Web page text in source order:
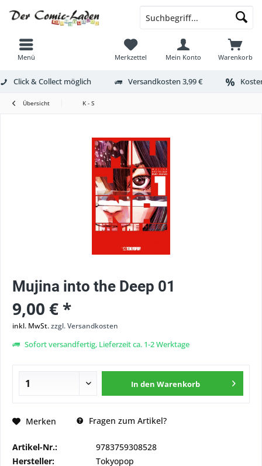
Menü Warenkorb
Merkzettel Mein Konto
Click & Collect möglich Versandkosten 3,99 €
Übersicht K - S
Mujina into the Deep 01
9,00 € *
inkl. MwSt.zzgl. Versandkosten
Sofort versandfertig, Lieferzeit ca. 1-2 Werktage
In den Warenkorb
Merken Fragen zum Artikel?
Artikel-Nr.:
9783759308528
Hersteller:
Tokyopop